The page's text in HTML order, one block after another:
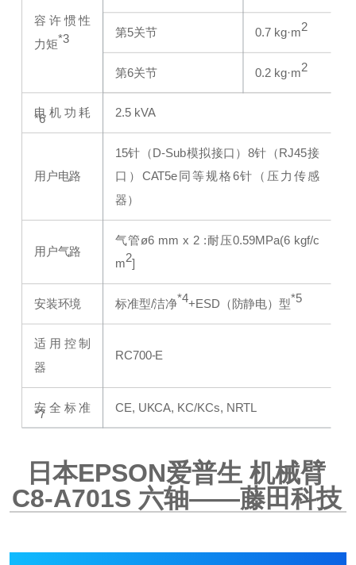
容许惯性
力矩*3 第5关节 0.7 kg·m2
第6关节 0.2 kg·m2
电机功耗
*6 2.5 kVA
用户电路
15针（D-Sub模拟接口） 8针（RJ45接
口）CAT5e同等规格6针（压力传感
器）
用户气路
气管ø6 mm x 2 :耐压0.59MPa(6 kgf/c
m2]
安装环境 标准型/洁净*4+ESD（防静电）型*5
适用控制
器
RC700-E
安全标准
*7 CE, UKCA, KC/KCs, NRTL
日本EPSON爱普生 机械臂
C8-A701S 六轴——藤田科技